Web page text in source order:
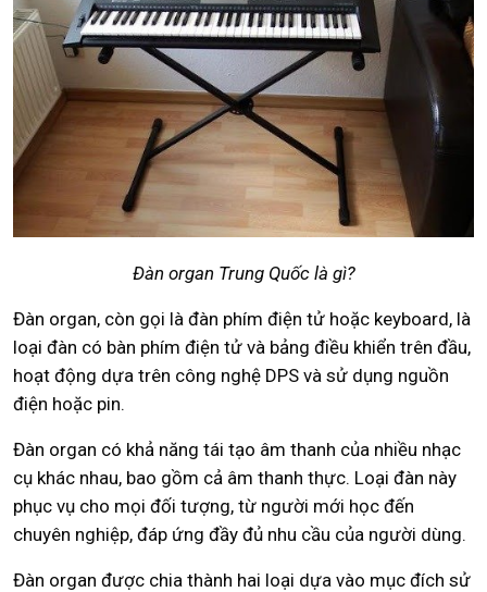
Đàn organ Trung Quốc là gì?
Đàn organ, còn gọi là đàn phím điện tử hoặc keyboard, là
loại đàn có bàn phím điện tử và bảng điều khiển trên đầu,
hoạt động dựa trên công nghệ DPS và sử dụng nguồn
điện hoặc pin.
Đàn organ có khả năng tái tạo âm thanh của nhiều nhạc
cụ khác nhau, bao gồm cả âm thanh thực. Loại đàn này
phục vụ cho mọi đối tượng, từ người mới học đến
chuyên nghiệp, đáp ứng đầy đủ nhu cầu của người dùng.
Đàn organ được chia thành hai loại dựa vào mục đích sử